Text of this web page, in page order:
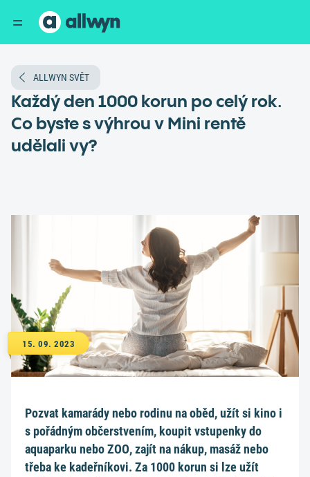
ALLWYN SVĚT
Každý den 1000 korun po celý rok.
Co byste s výhrou v Mini rentě
udělali vy?
15. 09. 2023
Pozvat kamarády nebo rodinu na oběd, užít si kino i
s pořádným občerstvením, koupit vstupenky do
aquaparku nebo ZOO, zajít na nákup, masáž nebo
třeba ke kadeřníkovi. Za 1000 korun si lze užít